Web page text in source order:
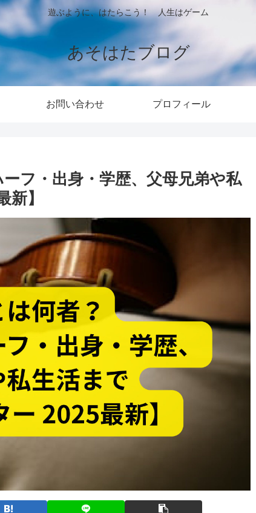
遊ぶように、はたらこう！ 人生はゲーム
あそはたブログ
お問い合わせ プロフィール
フ・出身・学歴、父母兄弟や私
】